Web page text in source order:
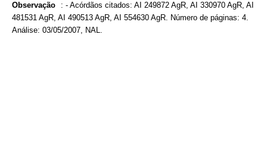
Observação : - Acórdãos citados: AI 249872 AgR, AI 330970 AgR, AI
481531 AgR, AI 490513 AgR, AI 554630 AgR. Número de páginas: 4.
Análise: 03/05/2007, NAL.